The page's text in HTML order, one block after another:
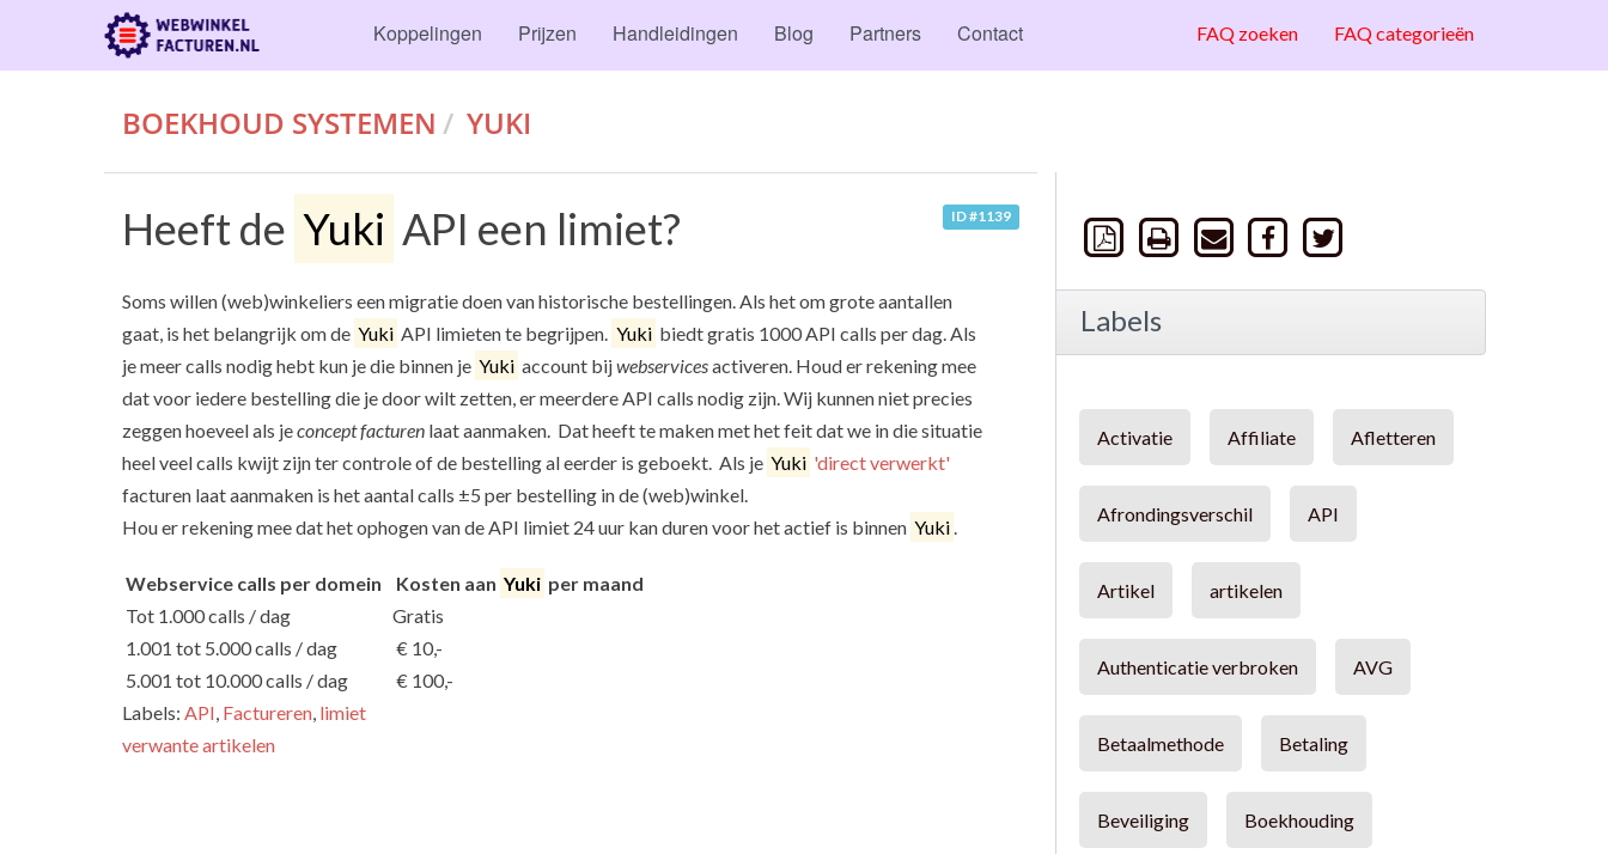
Koppelingen Prijzen Handleidingen Blog Partners Contact FAQ zoeken FAQ categorieën
BOEKHOUD SYSTEMEN YUKI
ID #1139
Heeft de Yuki API een limiet?
Soms willen (web)winkeliers een migratie doen van historische bestellingen. Als het om grote aantallen
gaat, is het belangrijk om de Yuki API limieten te begrijpen. Yuki biedt gratis 1000 API calls per dag. Als
je meer calls nodig hebt kun je die binnen je Yuki account bijwebservicesactiveren. Houd er rekening mee
dat voor iedere bestelling die je door wilt zetten, er meerdere API calls nodig zijn. Wij kunnen niet precies
zeggen hoeveel als jeconcept facturen laat aanmaken. Dat heeft te maken met het feit dat we in die situatie
heel veel calls kwijt zijn ter controle of de bestelling al eerder is geboekt. Als je Yuki 'direct verwerkt'
facturen laat aanmaken is het aantal calls ±5 per bestelling in de (web)winkel.
Hou er rekening mee dat het ophogen van de API limiet 24 uur kan duren voor het actief is binnen Yuki .
Webservice calls per domein Kosten aan Yuki per maand
Tot 1.000 calls / dag
Gratis
1.001 tot 5.000 calls / dag
€ 10,-
5.001 tot 10.000 calls / dag
€ 100,-
Labels: API, Factureren, limiet
verwante artikelen
Labels
Activatie Affiliate Afletteren
Afrondingsverschil API
Artikel artikelen
Authenticatie verbroken AVG
Betaalmethode Betaling
Beveiliging Boekhouding